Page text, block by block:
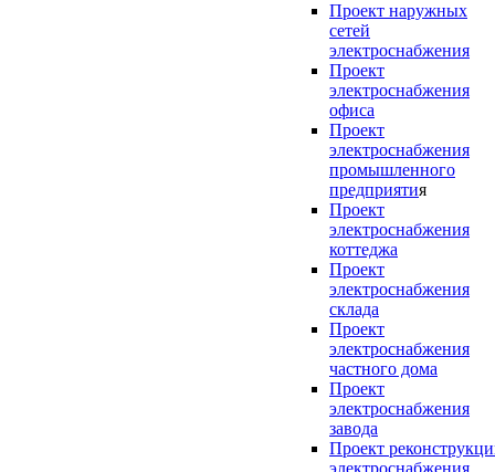
Проект наружных
сетей
электроснабжения
Проект
электроснабжения
офиса
Проект
электроснабжения
промышленного
предприятия
Проект
электроснабжения
коттеджа
Проект
электроснабжения
склада
Проект
электроснабжения
частного дома
Проект
электроснабжения
завода
Проект
электроснабжения